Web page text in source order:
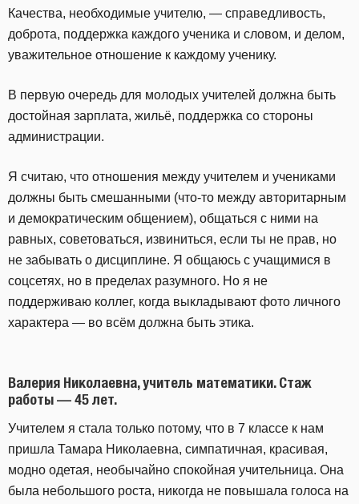
Качества, необходимые учителю, — справедливость,
доброта, поддержка каждого ученика и словом, и делом,
уважительное отношение к каждому ученику.
В первую очередь для молодых учителей должна быть
достойная зарплата, жильё, поддержка со стороны
администрации.
Я считаю, что отношения между учителем и учениками
должны быть смешанными (что-то между авторитарным
и демократическим общением), общаться с ними на
равных, советоваться, извиниться, если ты не прав, но
не забывать о дисциплине. Я общаюсь с учащимися в
соцсетях, но в пределах разумного. Но я не
поддерживаю коллег, когда выкладывают фото личного
характера — во всём должна быть этика.
Валерия Николаевна, учитель математики. Стаж
работы — 45 лет.
Учителем я стала только потому, что в 7 классе к нам
пришла Тамара Николаевна, симпатичная, красивая,
модно одетая, необычайно спокойная учительница. Она
была небольшого роста, никогда не повышала голоса на